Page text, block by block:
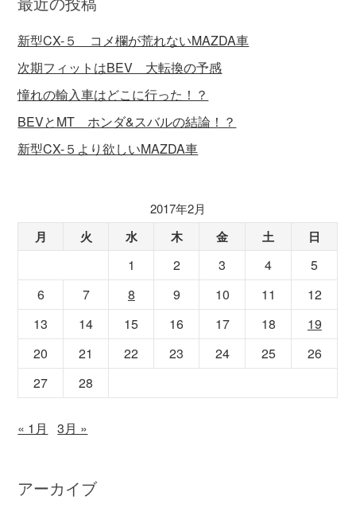
新型CX-５ コメ欄が荒れないMAZDA車
次期フィットはBEV 大転換の予感
憧れの輸入車はどこに行った！？
BEVとMT ホンダ&スバルの結論！？
新型CX-５より欲しいMAZDA車
2017年2月
月 火 水 木 金 土 日
1 2 3 4
5
6
7 8 9 10 11
12
13
14 15 16 17 18
19
20
21 22 23 24 25
26
27
28
« 1月 3月 »
アーカイブ